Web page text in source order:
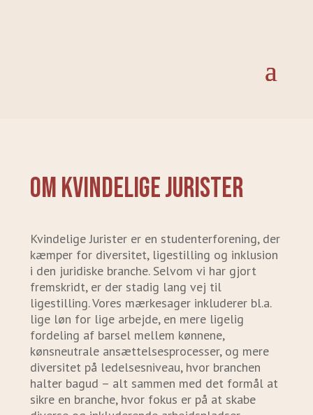
Om Kvindelige jurister
Kvindelige Jurister er en studenterforening, der
kæmper for diversitet, ligestilling og inklusion
i den juridiske branche. Selvom vi har gjort
fremskridt, er der stadig lang vej til
ligestilling. Vores mærkesager inkluderer bl.a.
lige løn for lige arbejde, en mere ligelig
fordeling af barsel mellem kønnene,
kønsneutrale ansættelsesprocesser, og mere
diversitet på ledelsesniveau, hvor branchen
halter bagud – alt sammen med det formål at
sikre en branche, hvor fokus er på at skabe